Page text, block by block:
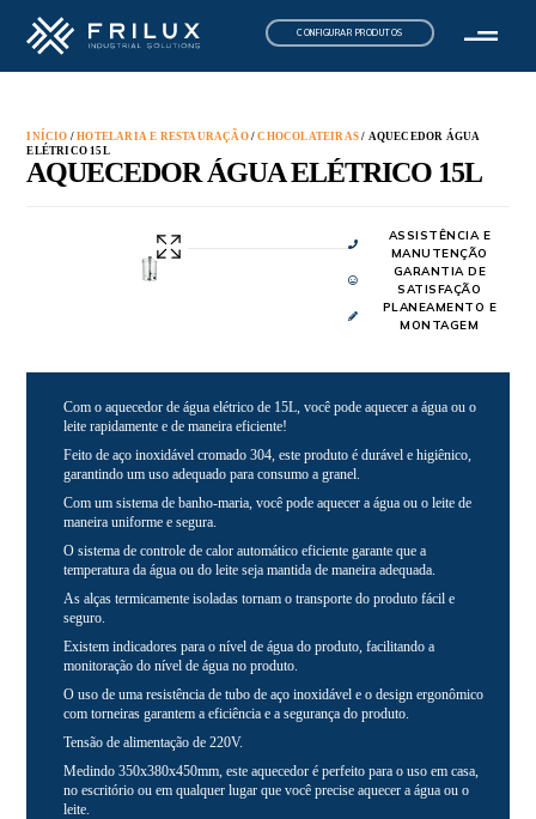
CONFIGURAR PRODUTOS
INÍCIO /HOTELARIA E RESTAURAÇÃO/CHOCOLATEIRAS / AQUECEDOR ÁGUA
ELÉTRICO 15L
AQUECEDOR ÁGUA ELÉTRICO 15L
ASSISTÊNCIA E
MANUTENÇÃO
GARANTIA DE
SATISFAÇÃO
PLANEAMENTO E
MONTAGEM
Com o aquecedor de água elétrico de 15L, você pode aquecer a água ou o
leite rapidamente e de maneira eficiente!
Feito de aço inoxidável cromado 304, este produto é durável e higiênico,
garantindo um uso adequado para consumo a granel.
Com um sistema de banho-maria, você pode aquecer a água ou o leite de
maneira uniforme e segura.
O sistema de controle de calor automático eficiente garante que a
temperatura da água ou do leite seja mantida de maneira adequada.
As alças termicamente isoladas tornam o transporte do produto fácil e
seguro.
Existem indicadores para o nível de água do produto, facilitando a
monitoração do nível de água no produto.
O uso de uma resistência de tubo de aço inoxidável e o design ergonômico
com torneiras garantem a eficiência e a segurança do produto.
Tensão de alimentação de 220V.
Medindo 350x380x450mm, este aquecedor é perfeito para o uso em casa,
no escritório ou em qualquer lugar que você precise aquecer a água ou o
leite.